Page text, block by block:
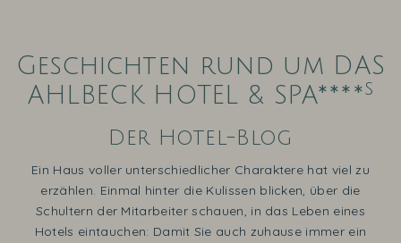
Geschichten rund um DAS
AHLBECK HOTEL & SPA****s
Der Hotel-Blog
Ein Haus voller unterschiedlicher Charaktere hat viel zu
erzählen. Einmal hinter die Kulissen blicken, über die
Schultern der Mitarbeiter schauen, in das Leben eines
Hotels eintauchen: Damit Sie auch zuhause immer ein